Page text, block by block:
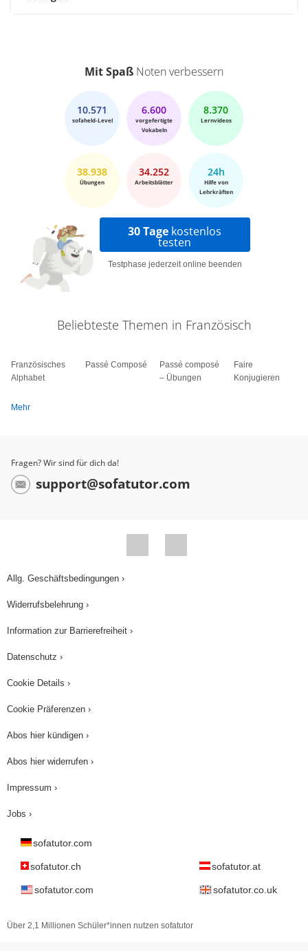
Mit Spaß Noten verbessern
10.571
sofaheld-Level
6.600
vorgefertigte
Vokabeln
8.370
Lernvideos
38.938
Übungen
34.252
Arbeitsblätter
24h
Hilfe von
Lehrkräften
30 Tage kostenlos
testen
Testphase jederzeit online beenden
Beliebteste Themen in Französisch
Französisches
Alphabet
Passé Composé
Passé composé
– Übungen
Faire
Konjugieren
Mehr
Fragen? Wir sind für dich da!
support@sofatutor.com
Allg. Geschäftsbedingungen ›
Widerrufsbelehrung ›
Information zur Barrierefreiheit ›
Datenschutz ›
Cookie Details ›
Cookie Präferenzen ›
Abos hier kündigen ›
Abos hier widerrufen ›
Impressum ›
Jobs ›
sofatutor.com
sofatutor.ch sofatutor.at
sofatutor.com sofatutor.co.uk
Über 2,1 Millionen Schüler*innen nutzen sofatutor